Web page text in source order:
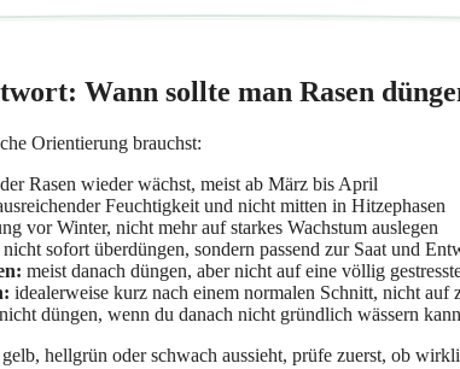
Wann sollte man Rasen
Orientierung brauchst:
Rasen wieder wächst, meist ab März bis April
Feuchtigkeit und nicht mitten in Hitzephasen
vor Winter, nicht mehr auf starkes Wachstum auslegen
nicht sofort überdüngen, sondern passend zur Saat und
meist danach düngen, aber nicht auf eine völlig
idealerweise kurz nach einem normalen Schnitt, nicht auf
nicht düngen, wenn du danach nicht gründlich wässern
hellgrün oder schwach aussieht, prüfe zuerst, ob